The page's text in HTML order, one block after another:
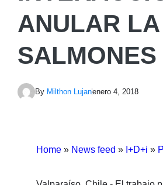
ANULAR
By Milthon Lujanenero 4, 2018
Home » News feed » I+D+i »